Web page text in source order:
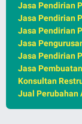
Jasa Pendirian
Jasa Pendirian
Jasa Pendirian
Jasa
Jasa Pendirian
Jasa
Konsultan
Jual Perubahan